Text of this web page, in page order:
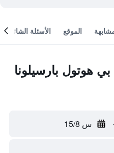
الموقع الأسئلة الشائعة
هوتول بارسيلونا
س 15/8